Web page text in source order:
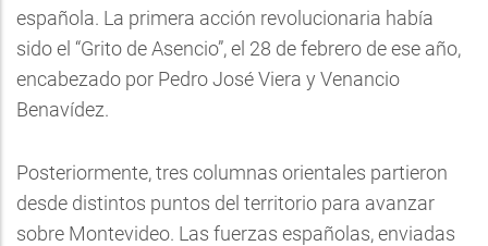
española. La primera acción revolucionaria había
sido el “Grito de Asencio”, el 28 de febrero de ese año,
encabezado por Pedro José Viera y Venancio
Benavídez.
Posteriormente, tres columnas orientales partieron
desde distintos puntos del territorio para avanzar
sobre Montevideo. Las fuerzas españolas, enviadas